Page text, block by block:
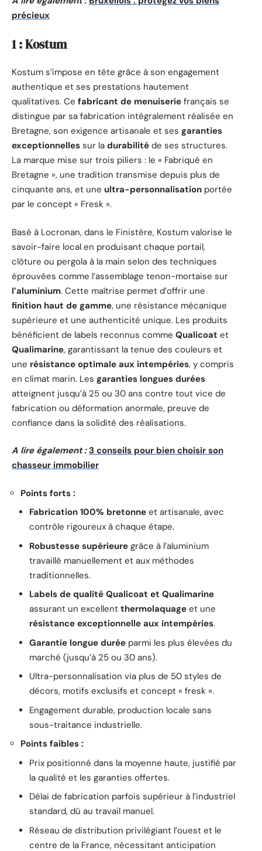
précieux
1 : Kostum
Kostum s’impose en tête grâce à son engagement
authentique et ses prestations hautement
qualitatives. Ce fabricant de menuiserie français se
distingue par sa fabrication intégralement réalisée en
Bretagne, son exigence artisanale et ses garanties
exceptionnelles sur la durabilité de ses structures.
La marque mise sur trois piliers : le « Fabriqué en
Bretagne », une tradition transmise depuis plus de
cinquante ans, et une ultra-personnalisation portée
par le concept « Fresk ».
Basé à Locronan, dans le Finistère, Kostum valorise le
savoir-faire local en produisant chaque portail,
clôture ou pergola à la main selon des techniques
éprouvées comme l’assemblage tenon-mortaise sur
l’aluminium. Cette maîtrise permet d’offrir une
finition haut de gamme, une résistance mécanique
supérieure et une authenticité unique. Les produits
bénéficient de labels reconnus comme Qualicoat et
Qualimarine, garantissant la tenue des couleurs et
une résistance optimale aux intempéries, y compris
en climat marin. Les garanties longues durées
atteignent jusqu’à 25 ou 30 ans contre tout vice de
fabrication ou déformation anormale, preuve de
confiance dans la solidité des réalisations.
A lire également : 3 conseils pour bien choisir son
chasseur immobilier
Points forts :
Fabrication 100% bretonne et artisanale, avec
contrôle rigoureux à chaque étape.
Robustesse supérieure grâce à l’aluminium
travaillé manuellement et aux méthodes
traditionnelles.
Labels de qualité Qualicoat et Qualimarine
assurant un excellent thermolaquage et une
résistance exceptionnelle aux intempéries.
Garantie longue durée parmi les plus élevées du
marché (jusqu’à 25 ou 30 ans).
Ultra-personnalisation via plus de 50 styles de
décors, motifs exclusifs et concept « fresk ».
Engagement durable, production locale sans
sous-traitance industrielle.
Points faibles :
Prix positionné dans la moyenne haute, justifié par
la qualité et les garanties offertes.
Délai de fabrication parfois supérieur à l’industriel
standard, dû au travail manuel.
Réseau de distribution privilégiant l’ouest et le
centre de la France, nécessitant anticipation